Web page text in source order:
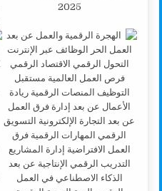
2025